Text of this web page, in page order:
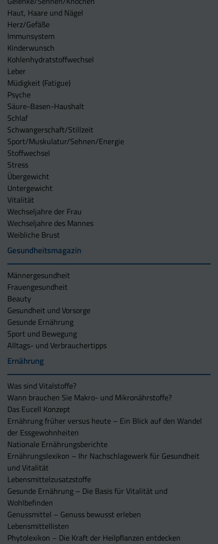
Haut, Haare und Nägel
Herz/Gefäße
Immunsystem
Kinderwunsch
Kohlenhydratstoffwechsel
Leber
Müdigkeit (Fatigue)
Psyche
Säure-Basen-Haushalt
Schlaf
Schwangerschaft/Stillzeit
Sport/Muskulatur/Sehnen/Energie
Stoffwechsel
Stress
Übergewicht
Untergewicht
Vitalität
Wechseljahre der Frau
Wechseljahre des Mannes
Weibliche Brust
Gesundheitsmagazin
Männergesundheit
Frauengesundheit
Beauty
Gesundheit und Vorsorge
Gesunde Ernährung
Sport und Bewegung
Alltags- und Verbrauchertipps
Ernährung
Was sind Vitalstoffe?
Wann brauchen Sie Makro- und Mikronährstoffe?
Das Eucell Konzept
Ernährung früher versus heute – Ein Blick auf den Wandel
der Essgewohnheiten
Nationale Ernährungsberichte
Ernährungslexikon – Ihr Nachschlagewerk für Gesundheit
und Vitalität
Lebensmittelzusatzstoffe
Gesunde Ernährung – Die Basis für Vitalität und
Wohlbefinden
Genussmittel – Genuss bewusst erleben
Lebensmittellisten
Phytolexikon – Die Kraft der Heilpflanzen entdecken